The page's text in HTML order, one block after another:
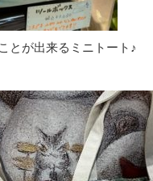
とが出来るミニトート♪